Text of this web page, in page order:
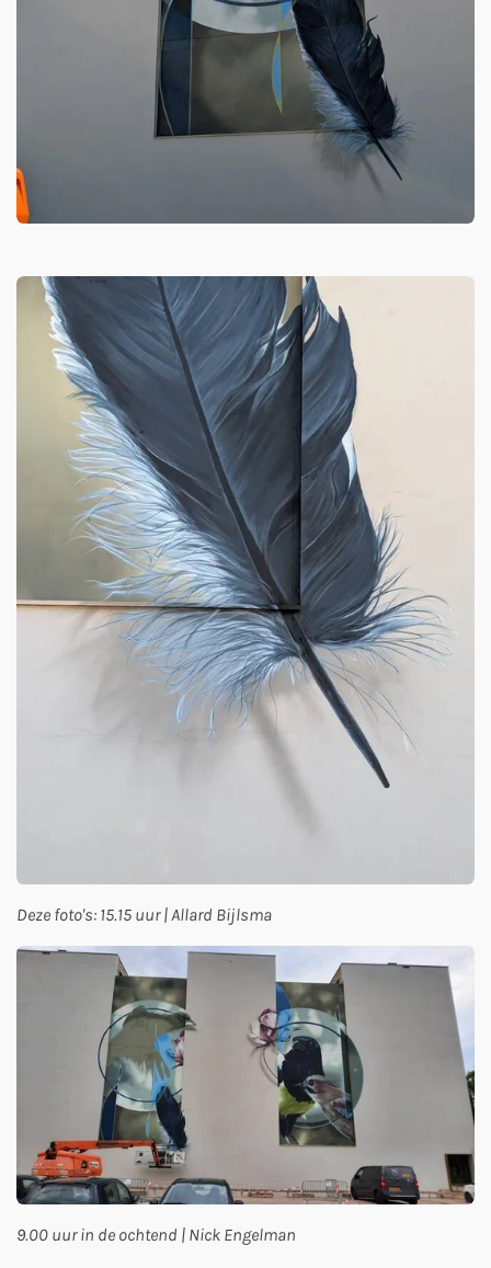
Deze foto's: 15.15 uur | Allard Bijlsma
9.00 uur in de ochtend | Nick Engelman